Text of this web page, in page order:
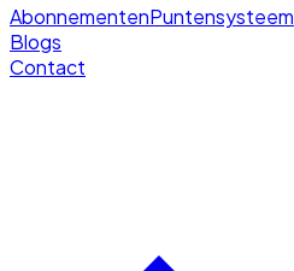
AbonnementenPuntensysteem
Blogs
Contact